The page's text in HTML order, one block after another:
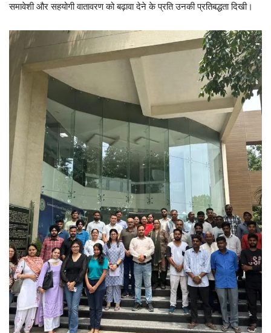
समावेशी और सहयोगी वातावरण को बढ़ावा देने के प्रति उनकी प्रतिबद्धता दिखी।